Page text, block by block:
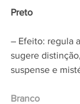
Preto
– Efeito: regula
sugere
suspense e
Branco